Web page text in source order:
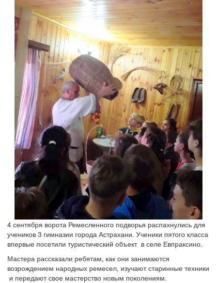
4 сентября ворота Ремесленного подворья распахнулись для
учеников 3 гимназии города Астрахани. Ученики пятого класса
впервые посетили туристический объект в селе Евпраксино.
Мастера рассказали ребятам, как они занимаются
возрождением народных ремесел, изучают старинные техники
и передают свое мастерство новым поколениям.